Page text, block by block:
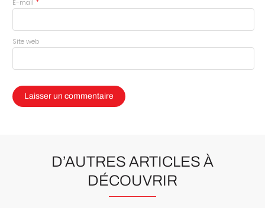
E-mail *
Site web
D’AUTRES ARTICLES À
DÉCOUVRIR